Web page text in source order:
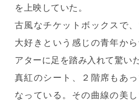
を上映していた。
古風なチケットボックスで
大好きという感じの青年か
アターに足を踏み入れて驚いた
真紅のシート、２階席もあ
なっている。その曲線の美